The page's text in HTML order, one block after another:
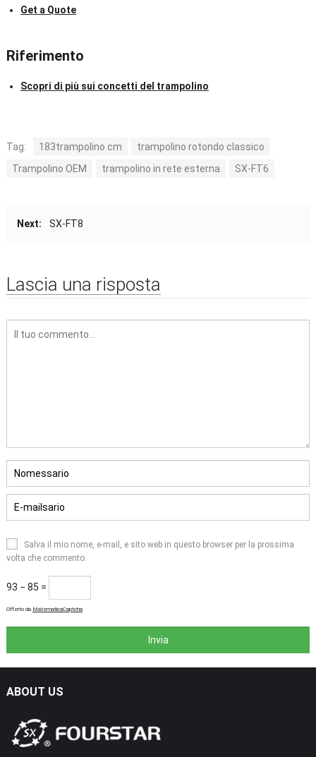
Get a Quote
Riferimento
Scopri di più sui concetti del trampolino
Tag: 183trampolino cm
trampolino rotondo classico
Trampolino OEM
trampolino in rete esterna SX-FT6
Next: SX-FT8
Lascia una risposta
Salva il mio nome, e-mail, e sito web in questo browser per la prossima
volta che commento.
93 − 85 =
Offerto da MatematicaCaptcha
ABOUT US